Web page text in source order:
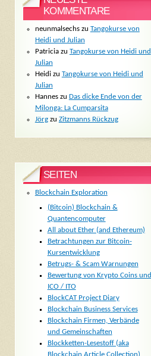
KOMMENTARE
neunmalsechszu Tangokurse von
Heidi und Julian
Patriciazu Tangokurse von Heidi und
Julian
Heidizu Tangokurse von Heidi und
Julian
Hanneszu Das dicke Ende von der
Milonga: La Cumparsita
Jörgzu Zitzmanns Rückzug
SEITEN
Blockchain Exploration
(Bitcoin) Blockchain &
Quantencomputer
All about Ether (and Ethereum)
Betrachtungen zur Bitcoin-
Kursentwicklung
Betrugs- & Scam Warnungen
Bewertung von Krypto Coins und
ICO / ITO
BlockCAT Project Diary
Blockchain Business Services
Blockchain Firmen, Verbände
und Gemeinschaften
Blockketten-Lesestoff (aka
Blockchain Article Collection)